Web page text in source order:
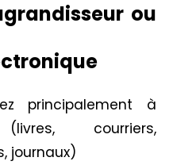
ou
principalement à
courriers,
journaux)